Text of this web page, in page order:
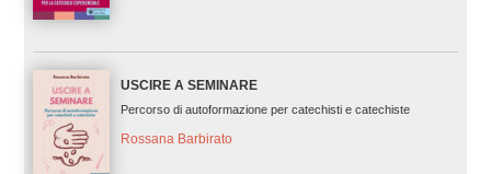
USCIRE A SEMINARE
Percorso di autoformazione per catechisti e catechiste
Rossana Barbirato